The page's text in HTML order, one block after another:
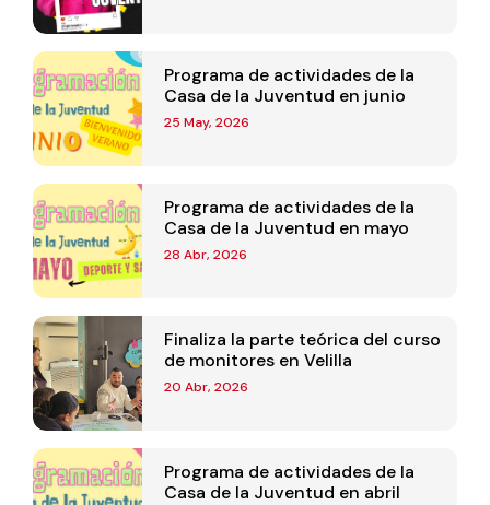
Programa de actividades de la
Casa de la Juventud en junio
25 May, 2026
Programa de actividades de la
Casa de la Juventud en mayo
28 Abr, 2026
Finaliza la parte teórica del curso
de monitores en Velilla
20 Abr, 2026
Programa de actividades de la
Casa de la Juventud en abril